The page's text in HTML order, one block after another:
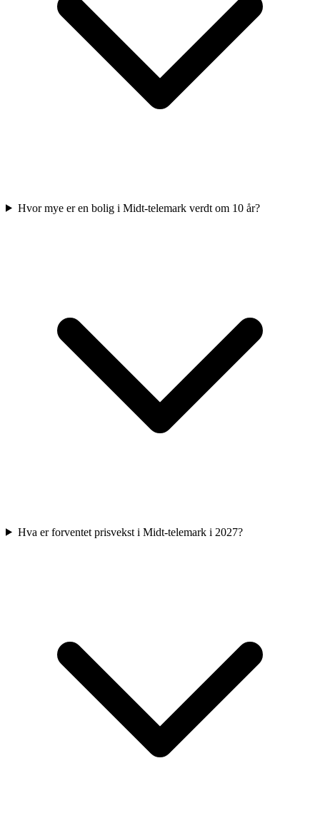
Hvor mye er en bolig i Midt-telemark verdt om 10 år?
Hva er forventet prisvekst i Midt-telemark i 2027?